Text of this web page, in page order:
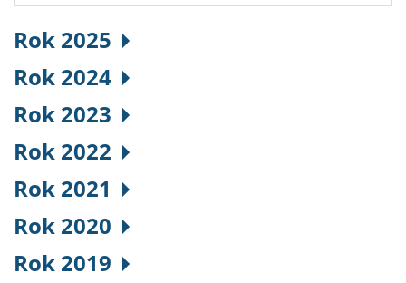
Rok 2025
Rok 2024
Rok 2023
Rok 2022
Rok 2021
Rok 2020
Rok 2019